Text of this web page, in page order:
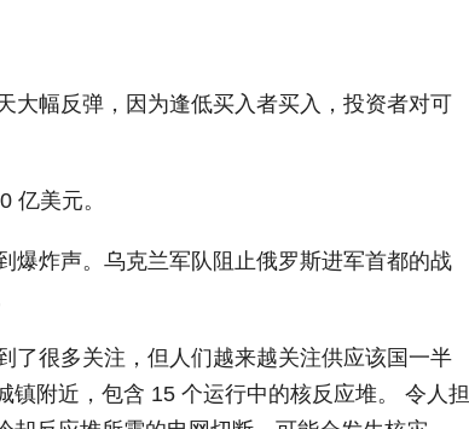
大幅反弹，因为逢低买入者买入，投资者对可
亿美元。
爆炸声。乌克兰军队阻止俄罗斯进军首都的战
了很多关注，但人们越来越关注供应该国一半
附近，包含 15 个运行中的核反应堆。 令人担